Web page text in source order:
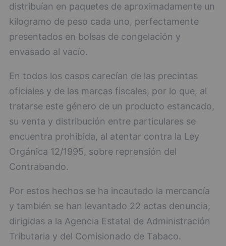
distribuían en paquetes de aproximadamente un
kilogramo de peso cada uno, perfectamente
presentados en bolsas de congelación y
envasado al vacío.
En todos los casos carecían de las precintas
oficiales y de las marcas fiscales, por lo que, al
tratarse este género de un producto estancado,
su venta y distribución entre particulares se
encuentra prohibida, al atentar contra la Ley
Orgánica 12/1995, sobre reprensión del
Contrabando.
Por estos hechos se ha incautado la mercancía
y también se han levantado 22 actas denuncia,
dirigidas a la Agencia Estatal de Administración
Tributaria y del Comisionado de Tabaco.